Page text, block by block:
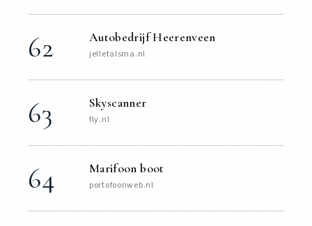
62 Autobedrijf Heerenveen
jelletalsma.nl
63 Skyscanner
fly.nl
64 Marifoon boot
portofoonweb.nl